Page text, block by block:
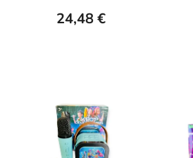
produktu
je
24,48 €